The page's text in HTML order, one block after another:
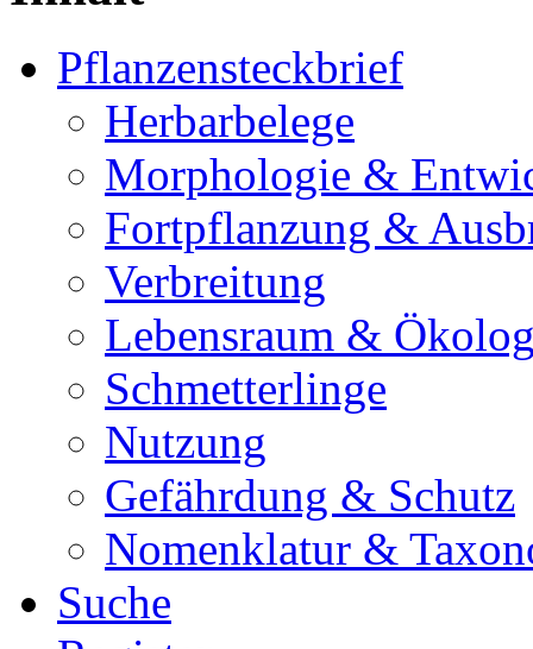
Pflanzensteckbrief
Herbarbelege
Morphologie &
Fortpflanzung &
Verbreitung
Lebensraum &
Schmetterlinge
Nutzung
Gefährdung & Schutz
Nomenklatur &
Suche